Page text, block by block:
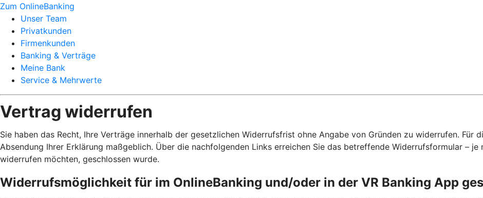
Zum OnlineBanking
Unser Team
Privatkunden
Firmenkunden
Banking & Verträge
Meine Bank
Service & Mehrwerte
Vertrag widerrufen
Sie haben das Recht, Ihre Verträge innerhalb der gesetzlichen Widerrufsfrist ohne Angabe von Gründen zu widerrufen.
Absendung Ihrer Erklärung maßgeblich. Über die nachfolgenden Links erreichen Sie das betreffende Widerrufsformular –
widerrufen möchten, geschlossen wurde.
Widerrufsmöglichkeit für im OnlineBanking und/oder in der VR Banking App